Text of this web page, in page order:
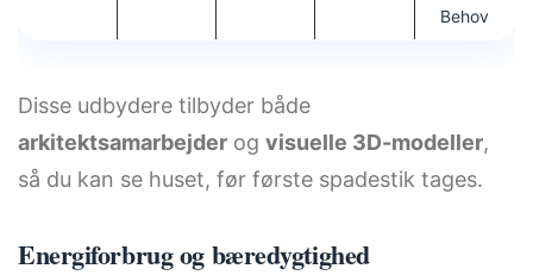
Behov
Disse udbydere tilbyder både
arkitektsamarbejder og visuelle 3D-modeller,
så du kan se huset, før første spadestik tages.
Energiforbrug og bæredygtighed